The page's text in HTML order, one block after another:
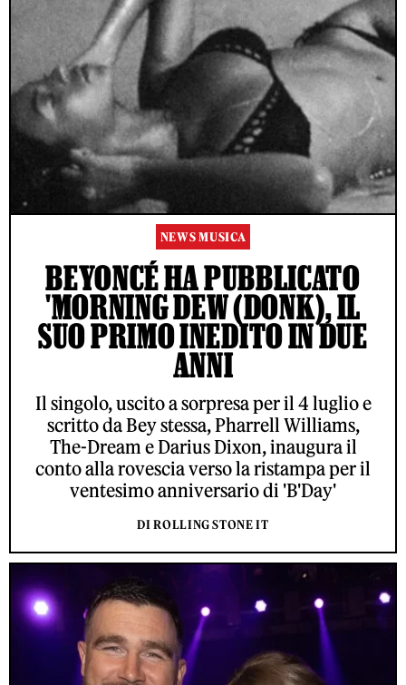
NEWS MUSICA
BEYONCÉ HA PUBBLICATO
'MORNING DEW (DONK), IL
SUO PRIMO INEDITO IN DUE
ANNI
Il singolo, uscito a sorpresa per il 4 luglio e
scritto da Bey stessa, Pharrell Williams,
The-Dream e Darius Dixon, inaugura il
conto alla rovescia verso la ristampa per il
ventesimo anniversario di 'B'Day'
DI ROLLING STONE IT